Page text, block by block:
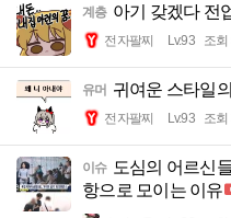
계층 아기 갖겠다 전
전자팔찌 Lv.93 조회
유머 귀여운 스타일
전자팔찌 Lv.93 조회
이슈 도심의 어르신
항으로 모이는 이유